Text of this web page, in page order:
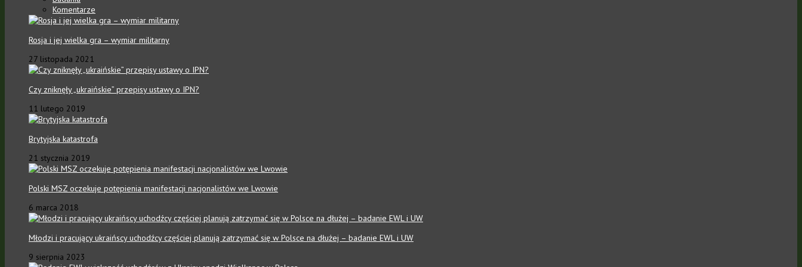
Komentarze
Rosja i jej wielka gra – wymiar militarny
27 listopada 2021
Czy zniknęły „ukraińskie” przepisy ustawy o IPN?
11 lutego 2019
Brytyjska katastrofa
21 stycznia 2019
Polski MSZ oczekuje potępienia manifestacji nacjonalistów we Lwowie
6 marca 2018
Młodzi i pracujący ukraińscy uchodźcy częściej planują zatrzymać się w Polsce na dłużej – badanie EWL i UW
9 sierpnia 2023